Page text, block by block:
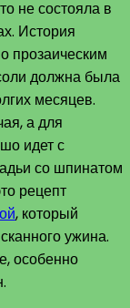
не состояла в
История
прозаическим
должна была
месяцев.
а для
идет с
со шпинатом
рецепт
, который
ужина.
особенно